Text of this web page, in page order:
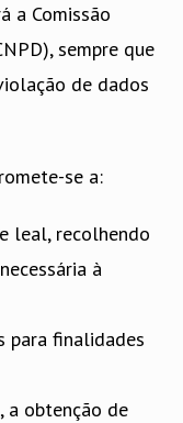
a Comissão
sempre que
de dados
se a:
leal, recolhendo
à
para finalidades
a obtenção de